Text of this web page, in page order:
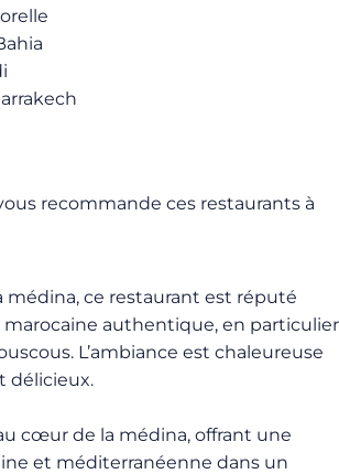
recommande ces restaurants à
médina, ce restaurant est réputé
marocaine authentique, en particulier
L’ambiance est chaleureuse
délicieux.
cœur de la médina, offrant une
et méditerranéenne dans un